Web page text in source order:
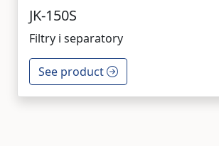
JK-150S
Filtry i separatory
See product